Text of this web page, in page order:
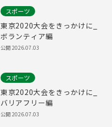
スポーツ
東京2020大会をきっかけに_
ボランティア編
公開2026.07.03
スポーツ
東京2020大会をきっかけに_
バリアフリー編
公開2026.07.03